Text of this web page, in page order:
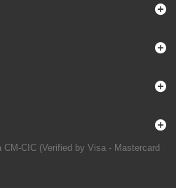
CIC (Verified by Visa - Mastercard